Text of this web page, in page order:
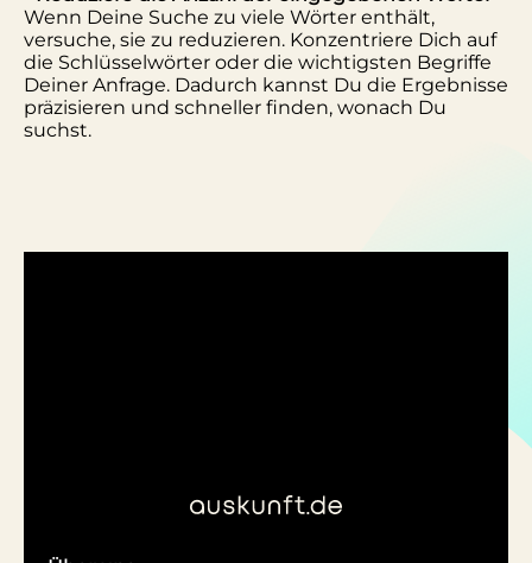
Wenn Deine Suche zu viele Wörter enthält,
versuche, sie zu reduzieren. Konzentriere Dich auf
die Schlüsselwörter oder die wichtigsten Begriffe
Deiner Anfrage. Dadurch kannst Du die Ergebnisse
präzisieren und schneller finden, wonach Du
suchst.